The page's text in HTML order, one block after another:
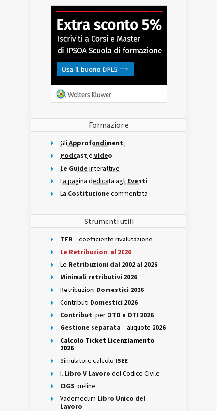
Formazione
Gli Approfondimenti
Podcast e Video
Le Guide interattive
La pagina dedicata agli Eventi
La Costituzione commentata
Strumenti utili
TFR– coefficiente rivalutazione
Le Retribuzioni al 2026
Le Retribuzioni dal 2002 al 2026
Minimali retributivi 2026
Retribuzioni Domestici 2026
Contributi Domestici 2026
Contributi per OTD e OTI 2026
Gestione separata – aliquote 2026
Calcolo Ticket Licenziamento
2026
Simulatore calcolo ISEE
Il Libro V Lavoro del Codice Civile
CIGS on-line
Vademecum Libro Unico del
Lavoro